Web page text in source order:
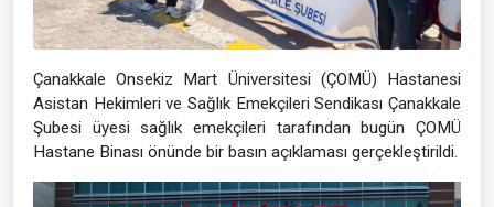
Çanakkale Onsekiz Mart Üniversitesi (ÇOMÜ) Hastanesi
Asistan Hekimleri ve Sağlık Emekçileri Sendikası Çanakkale
Şubesi üyesi sağlık emekçileri tarafından bugün ÇOMÜ
Hastane Binası önünde bir basın açıklaması gerçekleştirildi.